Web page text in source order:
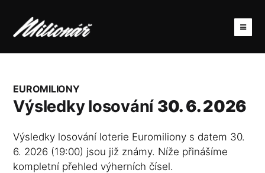
EUROMILIONY
Výsledky losování 30. 6. 2026
Výsledky losování loterie Euromiliony s datem 30.
6. 2026 (19:00) jsou již známy. Níže přinášíme
kompletní přehled výherních čísel.